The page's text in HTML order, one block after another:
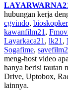
hubungan kerja
cgvindo,
kawanfilm21 ,
Layarkaca21 , lk21 ,
Sogafime,
meng-host video
hanya berisi tautan
Drive, Uptobox,
lainnya.